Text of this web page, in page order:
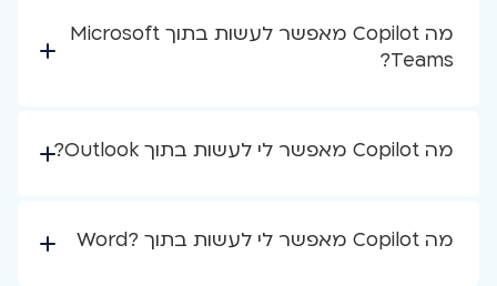
מה Copilot מאפשר לעשות בתוך Microsoft
Teams?
מה Copilot מאפשר לי לעשות בתוך Outlook?
מה Copilot מאפשר לי לעשות בתוך ?Word